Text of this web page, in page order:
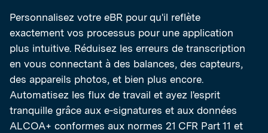
Personnalisez votre eBR pour qu'il reflète
exactement vos processus pour une application
plus intuitive. Réduisez les erreurs de transcription
en vous connectant à des balances, des capteurs,
des appareils photos, et bien plus encore.
Automatisez les flux de travail et ayez l'esprit
tranquille grâce aux e-signatures et aux données
ALCOA+ conformes aux normes 21 CFR Part 11 et